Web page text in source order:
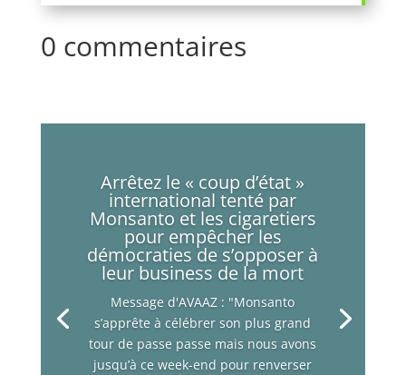
0 commentaires
Arrêtez le « coup d’état »
international tenté par
Monsanto et les cigaretiers
pour empêcher les
démocraties de s’opposer à
leur business de la mort
Message d'AVAAZ : "Monsanto
s’apprête à célébrer son plus grand
tour de passe passe mais nous avons
jusqu’à ce week-end pour renverser